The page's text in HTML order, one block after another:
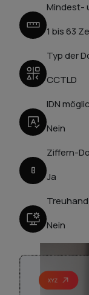
Mindest-
1 bis 63
Typ der
CCTLD
IDN
Nein
Ziffern-
Ja
Nein